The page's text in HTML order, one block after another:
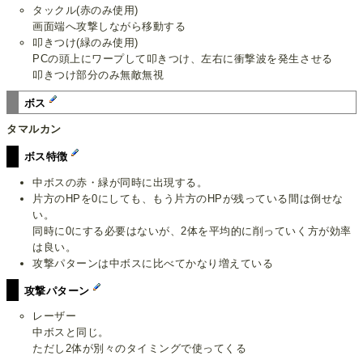
タックル(赤のみ使用)
画面端へ攻撃しながら移動する
叩きつけ(緑のみ使用)
PCの頭上にワープして叩きつけ、左右に衝撃波を発生させる
叩きつけ部分のみ無敵無視
ボス
タマルカン
ボス特徴
中ボスの赤・緑が同時に出現する。
片方のHPを0にしても、もう片方のHPが残っている間は倒せな
い。
同時に0にする必要はないが、2体を平均的に削っていく方が効率
は良い。
攻撃パターンは中ボスに比べてかなり増えている
攻撃パターン
レーザー
中ボスと同じ。
ただし2体が別々のタイミングで使ってくる